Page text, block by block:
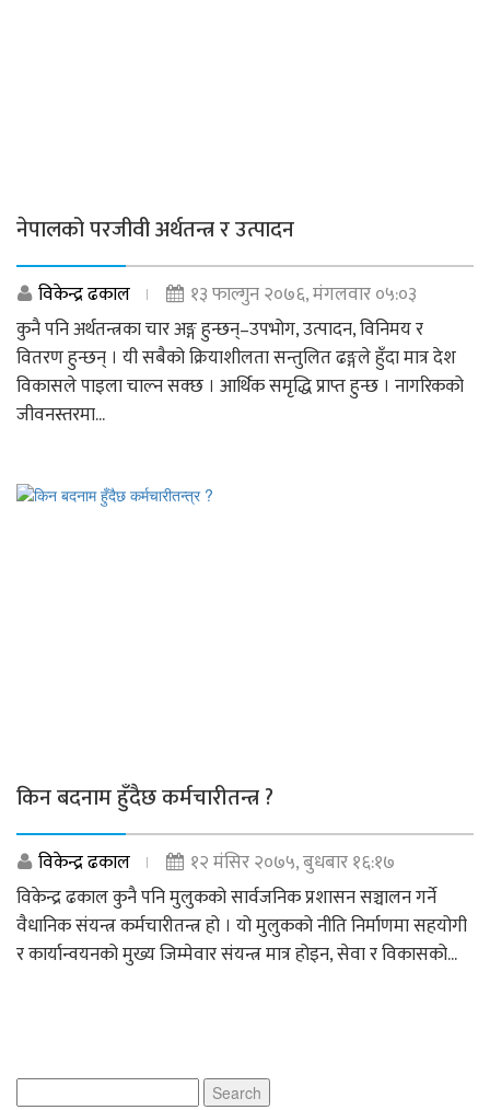
नेपालको परजीवी अर्थतन्त्र र उत्पादन
विकेन्द्र ढकाल
१३ फाल्गुन २०७६, मंगलवार ०५:०३
कुनै पनि अर्थतन्त्रका चार अङ्ग हुन्छन्–उपभोग, उत्पादन, विनिमय र
वितरण हुन्छन् । यी सबैको क्रियाशीलता सन्तुलित ढङ्गले हुँदा मात्र देश
विकासले पाइला चाल्न सक्छ । आर्थिक समृद्धि प्राप्त हुन्छ । नागरिकको
जीवनस्तरमा...
किन बदनाम हुँदैछ कर्मचारीतन्त्र ?
विकेन्द्र ढकाल
१२ मंसिर २०७५, बुधबार १६:१७
विकेन्द्र ढकाल कुनै पनि मुलुकको सार्वजनिक प्रशासन सञ्चालन गर्ने
वैधानिक संयन्त्र कर्मचारीतन्त्र हो । यो मुलुकको नीति निर्माणमा सहयोगी
र कार्यान्वयनको मुख्य जिम्मेवार संयन्त्र मात्र होइन, सेवा र विकासको...